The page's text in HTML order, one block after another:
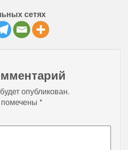
сетях
опубликован.
*